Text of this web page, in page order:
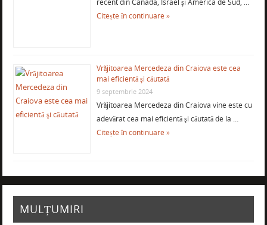
Citește în continuare »
Vrăjitoarea Mercedeza din Craiova este cea
mai eficientă şi căutată
9 septembrie 2024
Vrăjitoarea Mercedeza din Craiova vine este cu
adevărat cea mai eficientă şi căutată de la …
Citește în continuare »
MULȚUMIRI